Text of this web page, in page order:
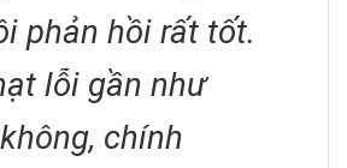
phản hồi rất tốt.
lỗi gần như
chính